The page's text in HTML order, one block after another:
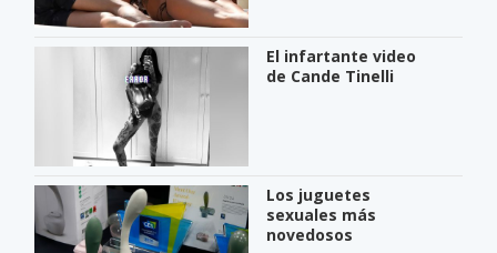
El infartante video
de Cande Tinelli
Los juguetes
sexuales más
novedosos